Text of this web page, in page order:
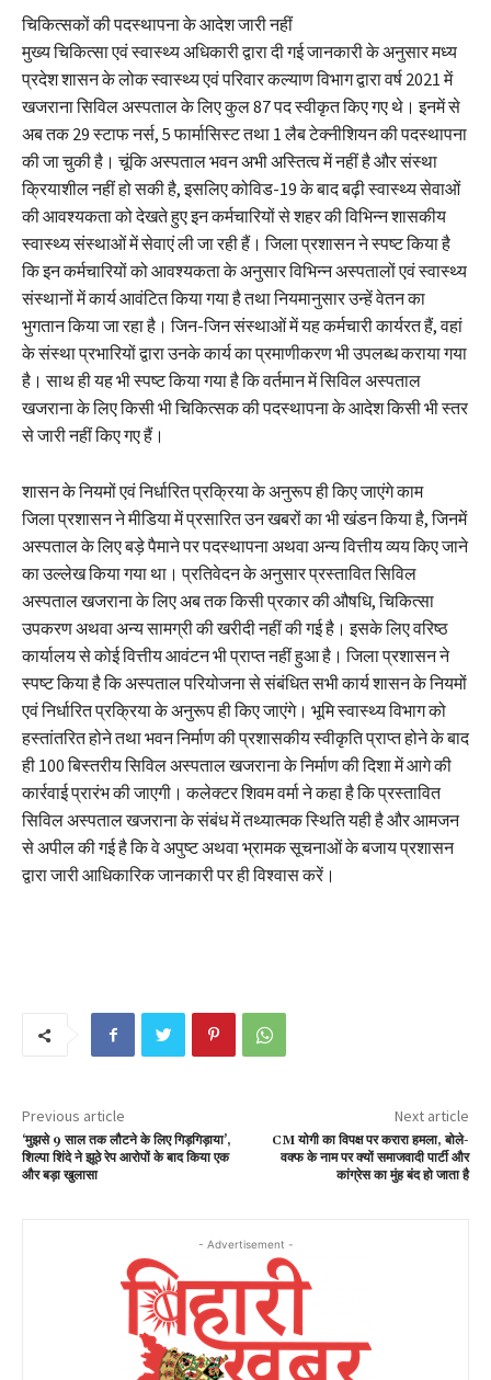
चिकित्सकों की पदस्थापना के आदेश जारी नहीं
मुख्य चिकित्सा एवं स्वास्थ्य अधिकारी द्वारा दी गई जानकारी के अनुसार मध्य
प्रदेश शासन के लोक स्वास्थ्य एवं परिवार कल्याण विभाग द्वारा वर्ष 2021 में
खजराना सिविल अस्पताल के लिए कुल 87 पद स्वीकृत किए गए थे। इनमें से
अब तक 29 स्टाफ नर्स, 5 फार्मासिस्ट तथा 1 लैब टेक्नीशियन की पदस्थापना
की जा चुकी है। चूंकि अस्पताल भवन अभी अस्तित्व में नहीं है और संस्था
क्रियाशील नहीं हो सकी है, इसलिए कोविड-19 के बाद बढ़ी स्वास्थ्य सेवाओं
की आवश्यकता को देखते हुए इन कर्मचारियों से शहर की विभिन्न शासकीय
स्वास्थ्य संस्थाओं में सेवाएं ली जा रही हैं। जिला प्रशासन ने स्पष्ट किया है
कि इन कर्मचारियों को आवश्यकता के अनुसार विभिन्न अस्पतालों एवं स्वास्थ्य
संस्थानों में कार्य आवंटित किया गया है तथा नियमानुसार उन्हें वेतन का
भुगतान किया जा रहा है। जिन-जिन संस्थाओं में यह कर्मचारी कार्यरत हैं, वहां
के संस्था प्रभारियों द्वारा उनके कार्य का प्रमाणीकरण भी उपलब्ध कराया गया
है। साथ ही यह भी स्पष्ट किया गया है कि वर्तमान में सिविल अस्पताल
खजराना के लिए किसी भी चिकित्सक की पदस्थापना के आदेश किसी भी स्तर
से जारी नहीं किए गए हैं।
शासन के नियमों एवं निर्धारित प्रक्रिया के अनुरूप ही किए जाएंगे काम
जिला प्रशासन ने मीडिया में प्रसारित उन खबरों का भी खंडन किया है, जिनमें
अस्पताल के लिए बड़े पैमाने पर पदस्थापना अथवा अन्य वित्तीय व्यय किए जाने
का उल्लेख किया गया था। प्रतिवेदन के अनुसार प्रस्तावित सिविल
अस्पताल खजराना के लिए अब तक किसी प्रकार की औषधि, चिकित्सा
उपकरण अथवा अन्य सामग्री की खरीदी नहीं की गई है। इसके लिए वरिष्ठ
कार्यालय से कोई वित्तीय आवंटन भी प्राप्त नहीं हुआ है। जिला प्रशासन ने
स्पष्ट किया है कि अस्पताल परियोजना से संबंधित सभी कार्य शासन के नियमों
एवं निर्धारित प्रक्रिया के अनुरूप ही किए जाएंगे। भूमि स्वास्थ्य विभाग को
हस्तांतरित होने तथा भवन निर्माण की प्रशासकीय स्वीकृति प्राप्त होने के बाद
ही 100 बिस्तरीय सिविल अस्पताल खजराना के निर्माण की दिशा में आगे की
कार्रवाई प्रारंभ की जाएगी। कलेक्टर शिवम वर्मा ने कहा है कि प्रस्तावित
सिविल अस्पताल खजराना के संबंध में तथ्यात्मक स्थिति यही है और आमजन
से अपील की गई है कि वे अपुष्ट अथवा भ्रामक सूचनाओं के बजाय प्रशासन
द्वारा जारी आधिकारिक जानकारी पर ही विश्वास करें।
Previous article
‘मुझसे 9 साल तक लौटने के लिए गिड़गिड़ाया’,
शिल्पा शिंदे ने झूठे रेप आरोपों के बाद किया एक
और बड़ा खुलासा
Next article
CM योगी का विपक्ष पर करारा हमला, बोले-
वक्फ के नाम पर क्यों समाजवादी पार्टी और
कांग्रेस का मुंह बंद हो जाता है
- Advertisement -